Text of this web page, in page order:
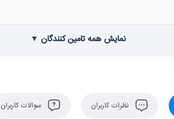
نمایش همه تامین کنندگان ▼
نظرات کاربران سوالات کاربران